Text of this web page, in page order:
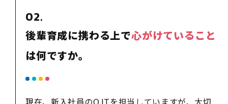
02.
後輩育成に携わる上で心がけていること
は何ですか。
現在、新入社員のOJTを担当していますが、大切